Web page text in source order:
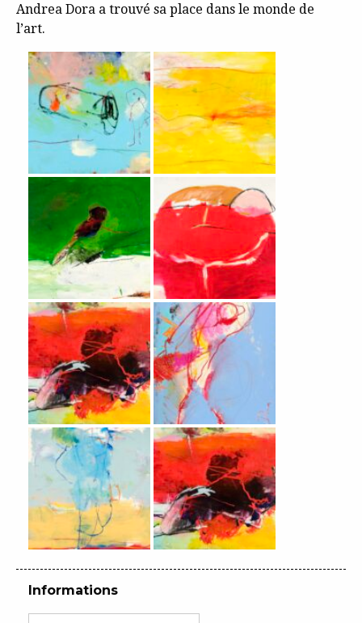
Andrea Dora a trouvé sa place dans le monde de
l’art.
Informations